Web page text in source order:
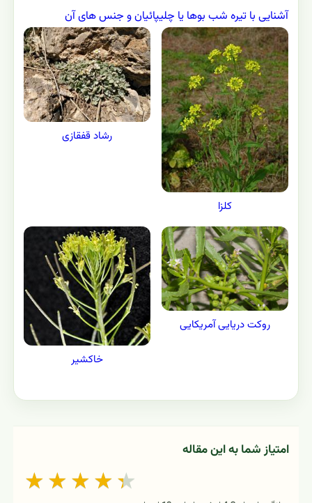
آشنایی با تیره شب بوها یا چلیپائیان و جنس های آن
کلزا
رشاد قفقازی
روکت دریایی آمریکایی
خاکشیر
امتیاز شما به این مقاله
★ ★ ★ ★ ★